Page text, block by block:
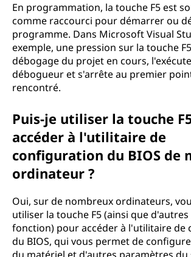
En programmation, la touche F5 est
comme raccourci pour démarrer ou
programme. Dans Microsoft Visual
exemple, une pression sur la touche
débogage du projet en cours,
débogueur et s'arrête au premier
rencontré.
Puis-je utiliser la touche
accéder à l'utilitaire de
configuration du BIOS de
ordinateur ?
Oui, sur de nombreux ordinateurs,
utiliser la touche F5 (ainsi que
fonction) pour accéder à l'utilitaire de
du BIOS, qui vous permet de